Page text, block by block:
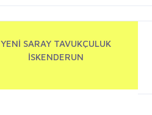
YENİ SARAY TAVUKÇULUK
İSKENDERUN